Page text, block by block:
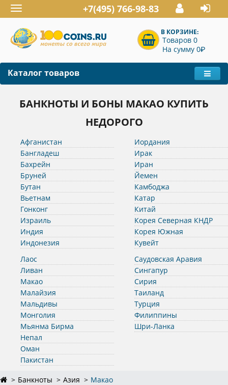
Toggle
navigation
+7(495) 766-98-83
В КОРЗИНЕ:
Товаров 0
На сумму 0P
Каталог товаров
БАНКНОТЫ И БОНЫ МАКАО КУПИТЬ
НЕДОРОГО
Афганистан
Бангладеш
Бахрейн
Бруней
Бутан
Вьетнам
Гонконг
Израиль
Индия
Индонезия
Иордания
Ирак
Иран
Йемен
Камбоджа
Катар
Китай
Корея Северная КНДР
Корея Южная
Кувейт
Лаос
Ливан
Макао
Малайзия
Мальдивы
Монголия
Мьянма Бирма
Непал
Оман
Пакистан
Саудовская Аравия
Сингапур
Сирия
Таиланд
Турция
Филиппины
Шри-Ланка
Банкноты Азия Макао